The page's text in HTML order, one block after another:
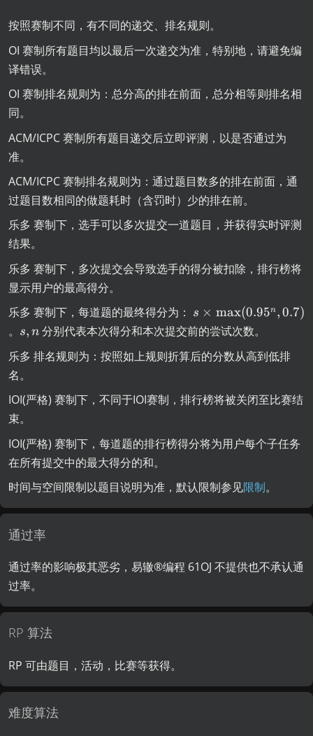
按照赛制不同，有不同的递交、排名规则。
OI 赛制所有题目均以最后一次递交为准，特别地，请避免编
译错误。
OI 赛制排名规则为：总分高的排在前面，总分相等则排名相
同。
ACM/ICPC 赛制所有题目递交后立即评测，以是否通过为
准。
ACM/ICPC 赛制排名规则为：通过题目数多的排在前面，通
过题目数相同的做题耗时（含罚时）少的排在前。
乐多 赛制下，选手可以多次提交一道题目，并获得实时评测
结果。
乐多 赛制下，多次提交会导致选手的得分被扣除，排行榜将
显示用户的最高得分。
乐多 赛制下，每道题的最终得分为： s
\
ti
m
m
(
9
5
^
0.
)
s × max(0.95n ,0.7)
。 s
n
s, n 分别代表本次得分和本次提交前的尝试次数。
乐多 排名规则为：按照如上规则折算后的分数从高到低排
名。
IOI(严格) 赛制下，不同于IOI赛制，排行榜将被关闭至比赛结
束。
IOI(严格) 赛制下，每道题的排行榜得分将为用户每个子任务
在所有提交中的最大得分的和。
时间与空间限制以题目说明为准，默认限制参见限制。
通过率
通过率的影响极其恶劣，易辙®️编程 61OJ 不提供也不承认通
过率。
RP 算法
RP 可由题目，活动，比赛等获得。
难度算法